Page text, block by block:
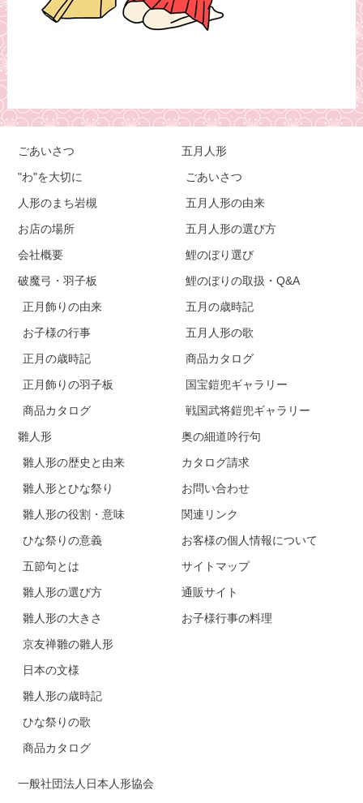
ごあいさつ
"わ"を大切に
人形のまち岩槻
お店の場所
会社概要
破魔弓・羽子板
正月飾りの由来
お子様の行事
正月の歳時記
正月飾りの羽子板
商品カタログ
雛人形
雛人形の歴史と由来
雛人形とひな祭り
雛人形の役割・意味
ひな祭りの意義
五節句とは
雛人形の選び方
雛人形の大きさ
京友禅雛の雛人形
日本の文様
雛人形の歳時記
ひな祭りの歌
商品カタログ
五月人形
ごあいさつ
五月人形の由来
五月人形の選び方
鯉のぼり選び
鯉のぼりの取扱・Q&A
五月の歳時記
五月人形の歌
商品カタログ
国宝鎧兜ギャラリー
戦国武将鎧兜ギャラリー
奥の細道吟行句
カタログ請求
お問い合わせ
関連リンク
お客様の個人情報について
サイトマップ
通販サイト
お子様行事の料理
一般社団法人日本人形協会